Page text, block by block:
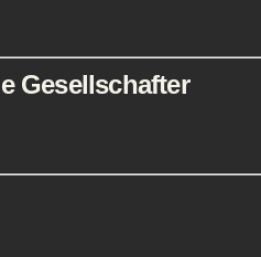
Gesellschafter